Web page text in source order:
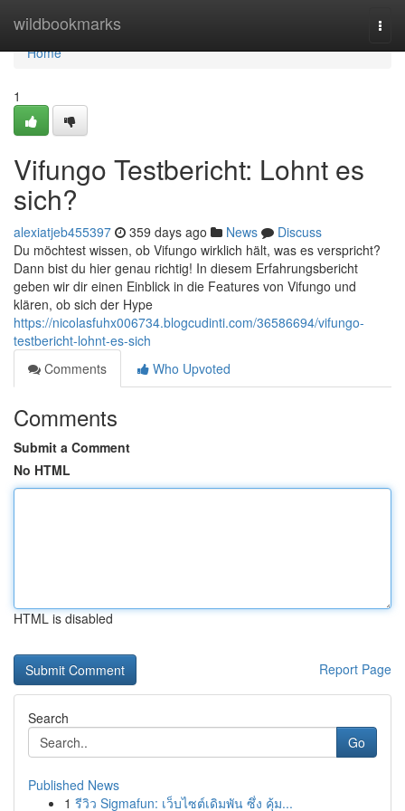
wildbookmarks
Home
Home
1
Vifungo Testbericht: Lohnt es
sich?
alexiatjeb455397 359 days ago News
Discuss
Du möchtest wissen, ob Vifungo wirklich hält, was es verspricht?
Dann bist du hier genau richtig! In diesem Erfahrungsbericht
geben wir dir einen Einblick in die Features von Vifungo und
klären, ob sich der Hype
https://nicolasfuhx006734.blogcudinti.com/36586694/vifungo-
testbericht-lohnt-es-sich
Comments
Who Upvoted
Comments
Submit a Comment
No HTML
HTML is disabled
Report Page
Search
Go
Published News
1 รีวิว Sigmafun: เว็บไซต์เดิมพัน ซึ่ง คุ้ม...